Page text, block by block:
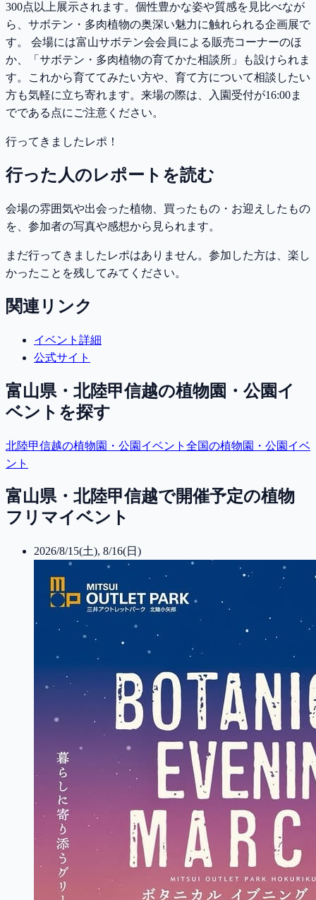
300点以上展示されます。個性豊かな姿や質感を見比べなが
ら、サボテン・多肉植物の奥深い魅力に触れられる企画展で
す。 会場には富山サボテン会会員による販売コーナーのほ
か、「サボテン・多肉植物の育てかた相談所」も設けられま
す。これから育ててみたい方や、育て方について相談したい
方も気軽に立ち寄れます。来場の際は、入園受付が16:00ま
でである点にご注意ください。
行ってきましたレポ！
行った人のレポートを読む
会場の雰囲気や出会った植物、買ったもの・お迎えしたもの
を、参加者の写真や感想から見られます。
まだ行ってきましたレポはありません。参加した方は、楽し
かったことを残してみてください。
関連リンク
イベント詳細
公式サイト
富山県・北陸甲信越の植物園・公園イ
ベントを探す
北陸甲信越の植物園・公園イベント 全国の植物園・公園イベ
ント
富山県・北陸甲信越で開催予定の植物
フリマイベント
2026/8/15(土), 8/16(日)